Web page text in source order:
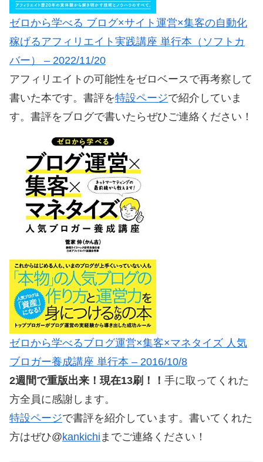
ゼロから学べる ブログ×サイト運営×集客の自動化
稼げるアフィリエイト実践講座 単行本（ソフトカ
バー） – 2022/11/20
アフィリエイトの可能性をゼロベースで再考察して
書いた本です。書評を特設ページで紹介していま
す。書評をブログで書いたらぜひご連絡ください！
ゼロから学べるブログ運営×集客×マネタイズ 人気
ブロガー養成講座 単行本 – 2016/10/8
2週間で重版出来！現在13刷！！ 手に取ってくれた
方全員に感謝します。
特設ページで書評を紹介しています。書いてくれた
方はぜひ@kankichi までご連絡ください！